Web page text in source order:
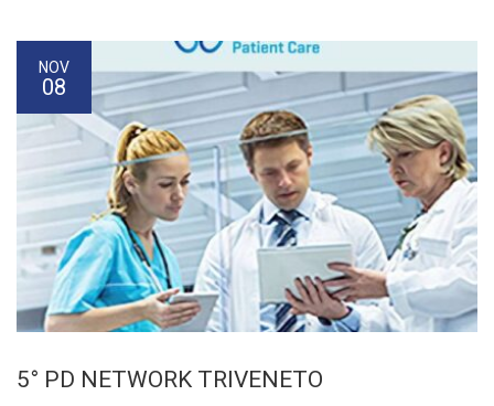
NOV
08
5° PD NETWORK TRIVENETO